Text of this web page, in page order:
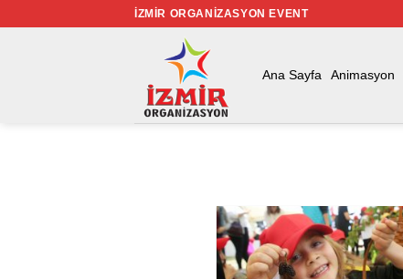
İZMIR ORGANIZASYON EVENT
Ana Sayfa Animasyon